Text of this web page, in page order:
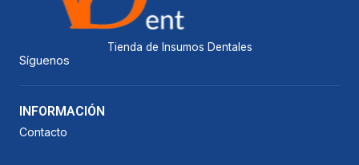
Tienda de Insumos Dentales
Síguenos
INFORMACIÓN
Contacto